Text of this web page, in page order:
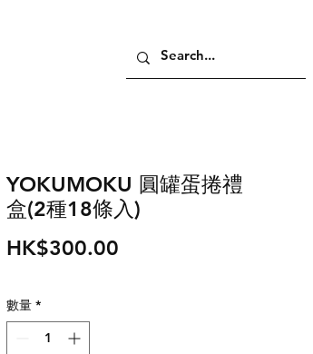
YOKUMOKU 圓罐蛋捲禮
盒(2種18條入)
HK$300.00
數量 *